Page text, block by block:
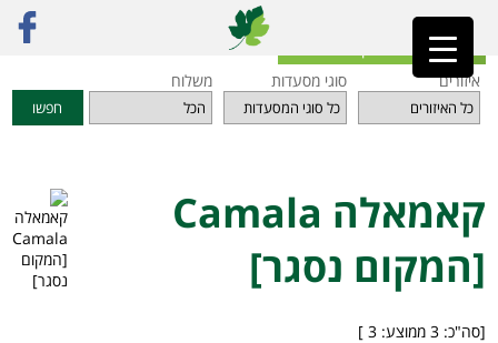
ראשי»מסעדות
חזרה לאינדקס המסעדות
איזורים
סוגי מסעדות משלוח
חפשו
קאמאלה Camala
[המקום נסגר]
[סה"כ: 3 ממוצע: 3
]